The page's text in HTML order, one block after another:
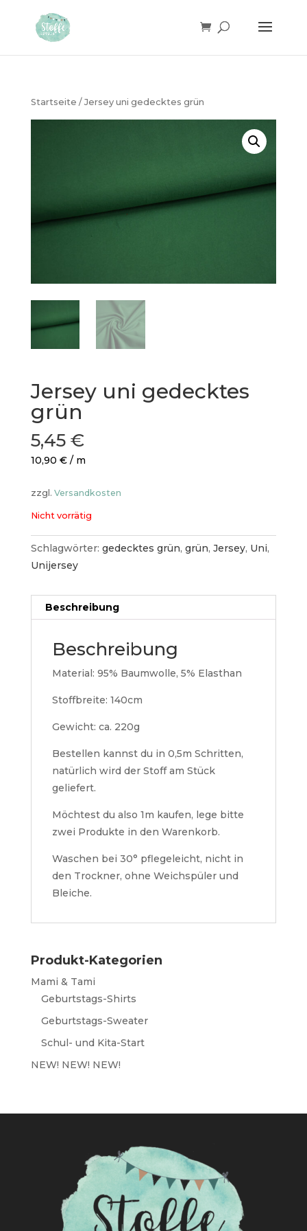
Startseite / Jersey uni gedecktes grün
Jersey uni gedecktes
grün
5,45 €
10,90 €/ m
zzgl. Versandkosten
Nicht vorrätig
Schlagwörter: gedecktes grün, grün, Jersey, Uni,
Unijersey
Beschreibung
Beschreibung
Material: 95% Baumwolle, 5% Elasthan
Stoffbreite: 140cm
Gewicht: ca. 220g
Bestellen kannst du in 0,5m Schritten,
natürlich wird der Stoff am Stück
geliefert.
Möchtest du also 1m kaufen, lege bitte
zwei Produkte in den Warenkorb.
Waschen bei 30° pflegeleicht, nicht in
den Trockner, ohne Weichspüler und
Bleiche.
Produkt-Kategorien
Mami & Tami
Geburtstags-Shirts
Geburtstags-Sweater
Schul- und Kita-Start
NEW! NEW! NEW!